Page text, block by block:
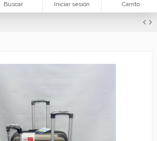
Buscar Iniciar sesión Carrito